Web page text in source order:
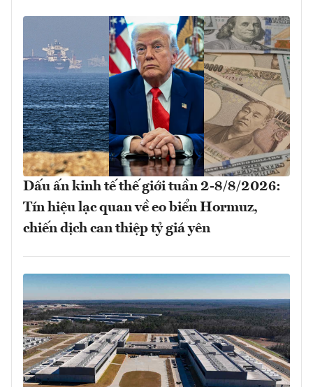
Dấu ấn kinh tế thế giới tuần 2-8/8/2026:
Tín hiệu lạc quan về eo biển Hormuz,
chiến dịch can thiệp tỷ giá yên